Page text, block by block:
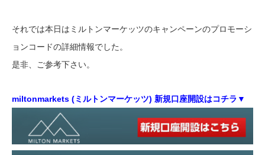
それでは本日はミルトンマーケッツのキャンペーンのプロモーシ
ョンコードの詳細情報でした。
是非、ご参考下さい。
miltonmarkets (ミルトンマーケッツ) 新規口座開設はコチラ▼